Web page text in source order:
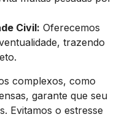
Civil: Oferecemos
trazendo
complexos, como
garante que seu
Evitamos o estresse